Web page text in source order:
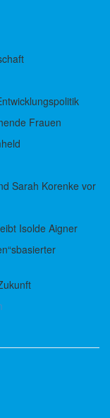
Frauen
Sarah Korenke vor
Isolde Aigner